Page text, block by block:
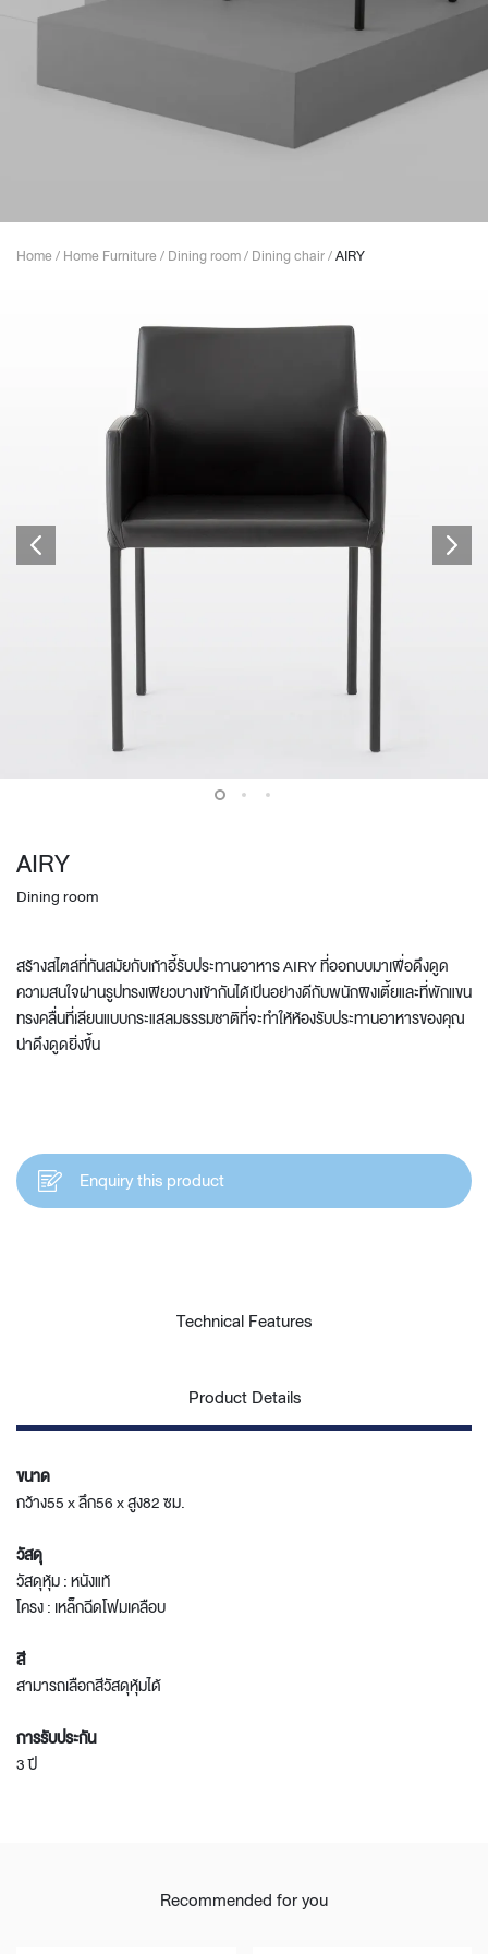
Home/Home Furniture/Dining room/Dining chair/AIRY
AIRY
Dining room
สร้างสไตล์ที่ทันสมัยกับเก้าอี้รับประทานอาหาร AIRY ที่ออกบบมาเพื่อดึงดูด
ความสนใจผ่านรูปทรงเพียวบางเข้ากันได้เป้นอย่างดีกับพนักพิงเตี้ยและที่พักแขน
ทรงคลื่นที่เลียนแบบกระแสลมธรรมชาติที่จะทำให้ห้องรับประทานอาหารของคุณ
น่าดึงดูดยิ่งขึ้น
Enquiry this product
Technical Features
Product Details
ขนาด
กว้าง55 x ลึก56 x สูง82 ซม.
วัสดุ
วัสดุหุ้ม : หนังแท้
โครง : เหล็กฉีดโฟมเคลือบ
สี
สามารถเลือกสีวัสดุหุ้มได้
การรับประกัน
3 ปี
Recommended for you